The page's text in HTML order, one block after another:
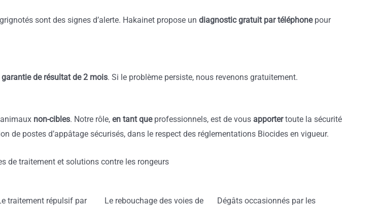
sont des signes d’alerte. Hakainet propose un diagnostic gratuit par téléphonepour
garantie de résultat de 2 mois. Si le problème persiste, nous revenons gratuitement.
non-cibles. Notre rôle, en tant queprofessionnels, est de vous apportertoute la sécurité
postes d’appâtage sécurisés, dans le respect des réglementations Biocides en vigueur.
de traitement et solutions contre les rongeurs
traitement répulsif par
Le rebouchage des voies de
Dégâts occasionnés par les